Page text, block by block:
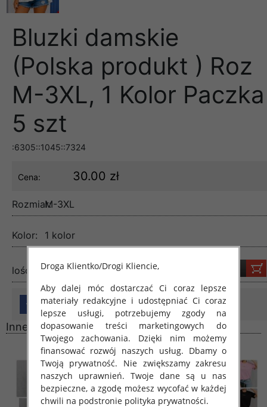
Bluzki damskie
(Polska produkt ) Roz
M-3XL, 1 Kolor Paczka
5 szt
:6305::1045::7324
Cena: 30.00 zł
Rozmiar:M-3XL
Kolor: 1 kolor
lość:
Inne produkty
Droga Klientko/Drogi Kliencie,
Aby dalej móc dostarczać Ci coraz lepsze
materiały redakcyjne i udostępniać Ci coraz
lepsze usługi, potrzebujemy zgody na
dopasowanie treści marketingowych do
Twojego zachowania. Dzięki nim możemy
finansować rozwój naszych usług. Dbamy o
Twoją prywatność. Nie zwiększamy zakresu
naszych uprawnień. Twoje dane są u nas
bezpieczne, a zgodę możesz wycofać w każdej
chwili na podstronie polityka prywatności.